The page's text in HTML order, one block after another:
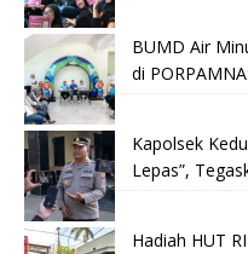
BUMD Air
di
Kapolsek
Lepas”,
Hadiah HUT